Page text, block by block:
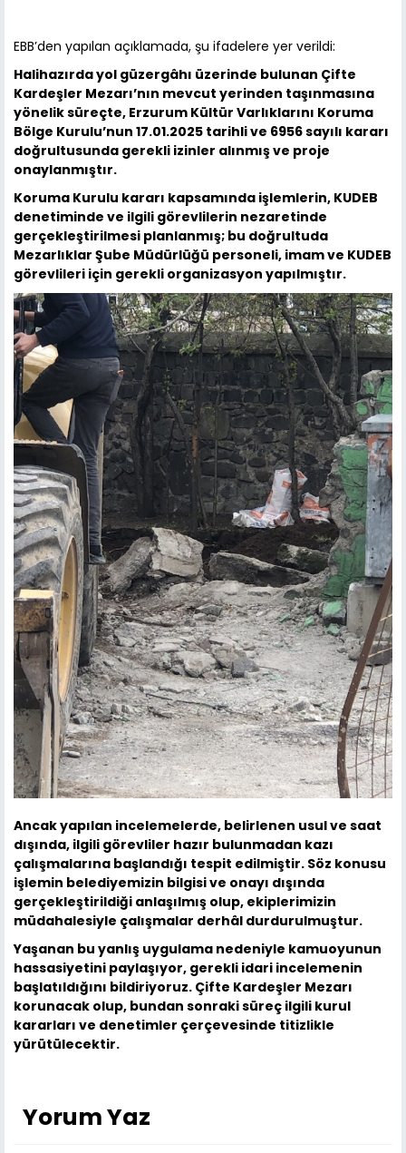
EBB’den yapılan açıklamada, şu ifadelere yer verildi:
Halihazırda yol güzergâhı üzerinde bulunan Çifte
Kardeşler Mezarı’nın mevcut yerinden taşınmasına
yönelik süreçte, Erzurum Kültür Varlıklarını Koruma
Bölge Kurulu’nun 17.01.2025 tarihli ve 6956 sayılı kararı
doğrultusunda gerekli izinler alınmış ve proje
onaylanmıştır.
Koruma Kurulu kararı kapsamında işlemlerin, KUDEB
denetiminde ve ilgili görevlilerin nezaretinde
gerçekleştirilmesi planlanmış; bu doğrultuda
Mezarlıklar Şube Müdürlüğü personeli, imam ve KUDEB
görevlileri için gerekli organizasyon yapılmıştır.
Ancak yapılan incelemelerde, belirlenen usul ve saat
dışında, ilgili görevliler hazır bulunmadan kazı
çalışmalarına başlandığı tespit edilmiştir. Söz konusu
işlemin belediyemizin bilgisi ve onayı dışında
gerçekleştirildiği anlaşılmış olup, ekiplerimizin
müdahalesiyle çalışmalar derhâl durdurulmuştur.
Yaşanan bu yanlış uygulama nedeniyle kamuoyunun
hassasiyetini paylaşıyor, gerekli idari incelemenin
başlatıldığını bildiriyoruz. Çifte Kardeşler Mezarı
korunacak olup, bundan sonraki süreç ilgili kurul
kararları ve denetimler çerçevesinde titizlikle
yürütülecektir.
Yorum Yaz